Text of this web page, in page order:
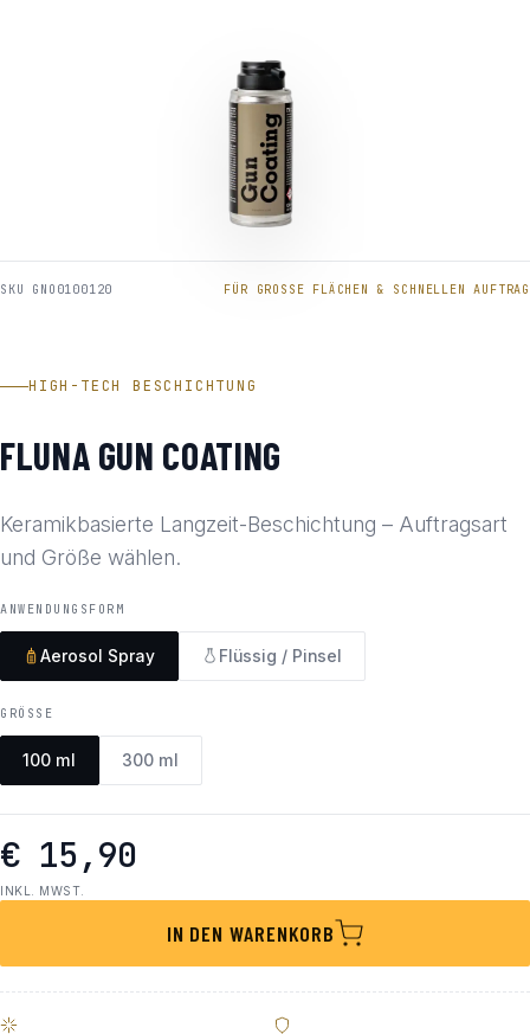
SKU GNO0100120 FÜR GROSSE FLÄCHEN & SCHNELLEN AUFTRAG
HIGH-TECH BESCHICHTUNG
FLUNA GUN COATING
Keramikbasierte Langzeit-Beschichtung – Auftragsart
und Größe wählen.
ANWENDUNGSFORM
Aerosol Spray Flüssig / Pinsel
GRÖSSE
100 ml 300 ml
€ 15,90
INKL. MWST.
IN DEN WARENKORB